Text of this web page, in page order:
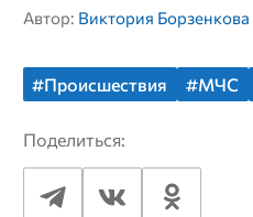
Автор: Виктория Борзенкова
#Происшествия #МЧС
Поделиться: